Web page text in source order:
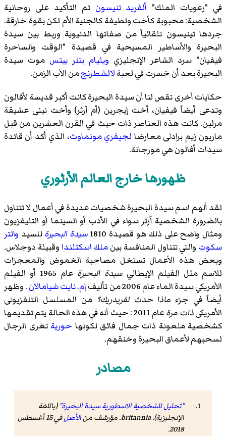
في "رعويات الملك" ألفريد تنيسون تم التأكيد على روحانية
الشخصية: محبوبة كأخت ولطيفة كالجنية الأم لكن بقوة خارقة.
جردها تينيسون تلقائياً من صفاتها الدنيوية وربط بين سيدة
البحيرة والأساطير المسيحية في قصيدة "الوقت والساحرة
فيفيان" سرد الشاعر الإنجليزي ويليام بتلر ييتس موت سيدة
البحيرة بعد أن خسرت في لعبةلالشطرنجمن الأب الزمن.
حكايات أخرى تقص لنا أن سيدة البحيرة كانت أكبر قديسة لأفالون
وتدعى أيضاً فيفيان، أخت إيجرين (أم آرثر) وأخت نينى عشيقة
مرلين. كانت هذه العناصر ذات حيث في القرن العشرين من قبل
ماريون زيم برادلى معارضا لجيفري مونماوث، الذي أكد أن قائدة
سيدات أفالون هي مورجانة.
ظهورها خارج العالم الأرثوري
لقد ألهم اسم سيدة البحيرة شخصيات عديدة في أعمال لا تتناول
بالضرورة الشخصية آرثر سواء في الأدب أو السينما أو التليفزيون
ومثال واضح على ذلك هو قصيدة 1810
سيدة البحيرة للسيد والتر
سكوت والتي تتناول المنافسة بينملك اسكتلنداوقبيلة دوجلاس.
وبعض هذه الأعمال تستغل مصاحبة الغموض والمعجزات
للاسم مثل الفيلم الإيطاليسيدة البحيرة
عام 1965 أو الفيلم
الأمريكيسيدة الماءعام 2006 من تأليف إم. نايت شيامالان. وظهر
أيضاً في جزء ماذا حدث لفريدريك؟ من المسلسل التلفزيونى
الأمريكىذات مرة
عام 2011 : حيث أنه في هذه الحالة يتم تقديمها
كشخصية ملعونة ذات جمال فائق لكونها حورية تغرى الرجال
لسحبهم لأعماق البحيرة وخنقهم.
مصادر
"تحليل للشخصية الاسطورية سيدة البحيرة" (باللغة
الإنجليزية). britannia. مؤرشف من
الأصل
في 15 أغسطس
2018
.